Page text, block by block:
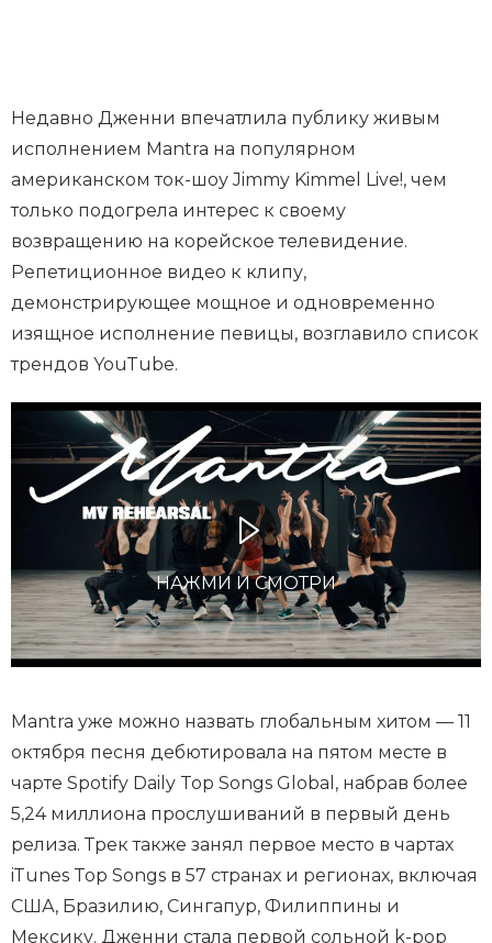
Недавно Дженни впечатлила публику живым
исполнением Mantra на популярном
американском ток-шоу Jimmy Kimmel Live!, чем
только подогрела интерес к своему
возвращению на корейское телевидение.
Репетиционное видео к клипу,
демонстрирующее мощное и одновременно
изящное исполнение певицы, возглавило список
трендов YouTube.
НАЖМИ И СМОТРИ
Mantra уже можно назвать глобальным хитом — 11
октября песня дебютировала на пятом месте в
чарте Spotify Daily Top Songs Global, набрав более
5,24 миллиона прослушиваний в первый день
релиза. Трек также занял первое место в чартах
iTunes Top Songs в 57 странах и регионах, включая
США, Бразилию, Сингапур, Филиппины и
Мексику. Дженни стала первой сольной k-pop